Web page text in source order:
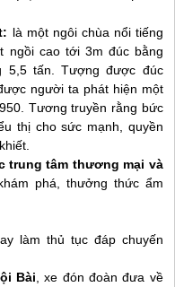
là một ngôi chùa nổi tiếng
ngồi cao tới 3m đúc bằng
5,5 tấn. Tượng được đúc
người ta phát hiện một
Tương truyền rằng bức
thị cho sức mạnh, quyền
trung tâm thương mại và
phá, thưởng thức ẩm
làm thủ tục đáp chuyến
Bài , xe đón đoàn đưa về